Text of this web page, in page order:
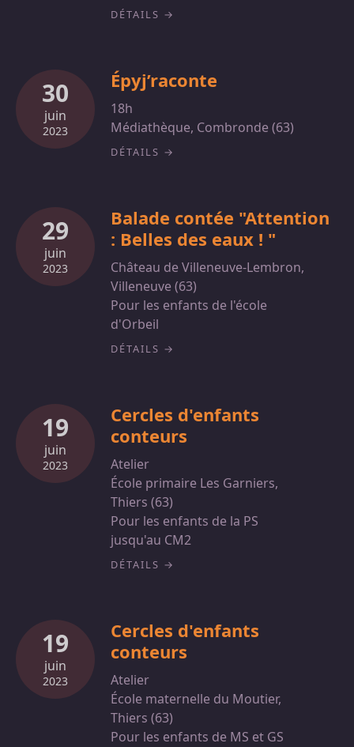
DÉTAILS
30
juin
2023
Épyj’raconte
18h
Médiathèque, Combronde (63)
DÉTAILS
29
juin
2023
Balade contée "Attention
: Belles des eaux ! "
Château de Villeneuve-Lembron,
Villeneuve (63)
Pour les enfants de l'école
d'Orbeil
DÉTAILS
19
juin
2023
Cercles d'enfants
conteurs
Atelier
École primaire Les Garniers,
Thiers (63)
Pour les enfants de la PS
jusqu'au CM2
DÉTAILS
19
juin
2023
Cercles d'enfants
conteurs
Atelier
École maternelle du Moutier,
Thiers (63)
Pour les enfants de MS et GS